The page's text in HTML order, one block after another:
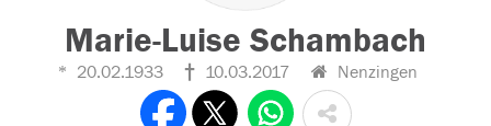
Marie-Luise Schambach
20.02.1933 10.03.2017 Nenzingen